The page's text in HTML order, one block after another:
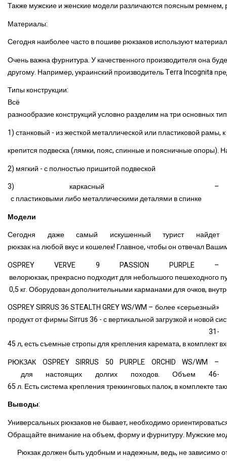
Также мужские и женские модели различаются поясным ремнем,
Материалы:
Сегодня наиболее часто в пошиве рюкзаков используют
Очень важна фурнитура. У качественного производителя она
другому. Например, украинский производитель Terra Incognita
Типы конструкции:
Всё
разнообразие конструкций условно разделим на три основных
1) станковый - из жесткой металлической или пластиковой рамы,
крепится подвеска (лямки, пояс, спинные и поясничные опоры).
2) мягкий - с полностью пришитой подвеской
3) каркасный –
с пластиковыми либо металлическими деталями в спинке
Модели
Сегодня даже самый искушенный турист найдет
рюкзак на любой вкус и кошелек! Главное, чтобы он отвечал
OSPREY VERVE 9 PASSION PURPLE –
велорюкзак, прекрасно подходит для небольшого пешеходного
0,5 кг. Оборудован дополнительными карманами для очков,
OSPREY SIRRUS 36 STEALTH GREY WS/WM – более «серьезный»
продукт от фирмы Sirrus 36 - с вертикальной загрузкой и
31-
45 л, есть съемные стропы для крепления каремата, в комплект
РЮКЗАК OSPREY SIRRUS 50 PURPLE ORCHID WS/WM –
для настоящих долгих походов. Объем 46-
65 л. Есть система крепления треккинговых палок, в комплекте
Выводы:
Универсальных рюкзаков не бывает, необходимо
Обращайте внимание на объем, форму и фурнитуру. Мужские
Рюкзак должен быть удобным и надежным, ведь, не зависимо